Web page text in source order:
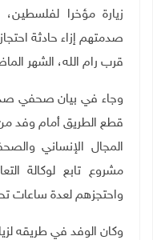
زيارة مؤخرا
صدمتهم إزاء حادثة
قرب رام الله، الشهر
وجاء في بيان صحفي
قطع الطريق أمام وفد من
المجال الإنساني
مشروع تابع لوكالة
واحتجزهم لعدة ساعات
وكان الوفد في طريقه